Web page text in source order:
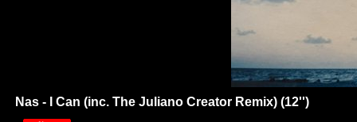
Nas - I Can (inc. The Juliano Creator Remix) (12'')